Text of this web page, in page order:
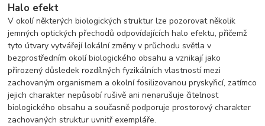
Halo efekt
V okolí některých biologických struktur lze pozorovat několik
jemných optických přechodů odpovídajících halo efektu, přičemž
tyto útvary vytvářejí lokální změny v průchodu světla v
bezprostředním okolí biologického obsahu a vznikají jako
přirozený důsledek rozdílných fyzikálních vlastností mezi
zachovaným organismem a okolní fosilizovanou pryskyřicí, zatímco
jejich charakter nepůsobí rušivě ani nenarušuje čitelnost
biologického obsahu a současně podporuje prostorový charakter
zachovaných struktur uvnitř exempláře.